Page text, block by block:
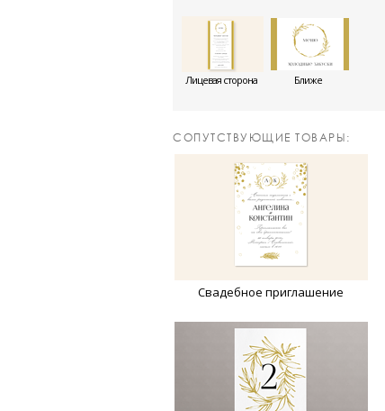
Лицевая сторона Ближе
CОПУТСТВУЮЩИЕ ТОВАРЫ:
Свадебное приглашение